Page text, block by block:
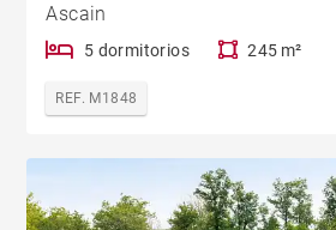
Ascain
5 dormitorios 245 m²
REF. M1848